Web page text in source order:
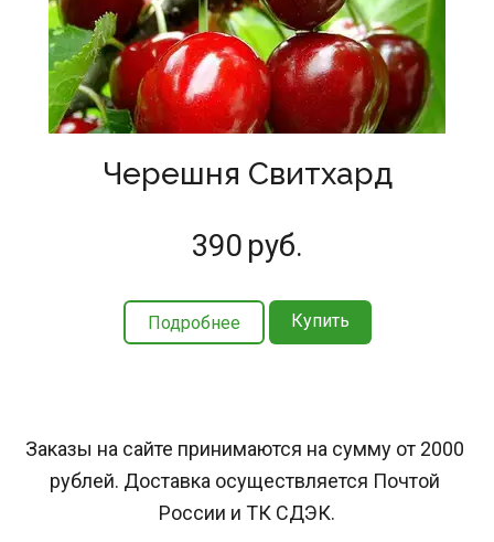
Черешня Свитхард
390 руб.
Подробнее Купить
Заказы на сайте принимаются на сумму от 2000
рублей. Доставка осуществляется Почтой
России и ТК СДЭК.